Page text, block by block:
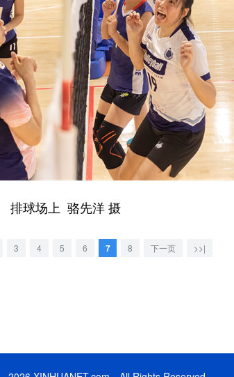
排球场上 骆先洋 摄
3 4 5 6 7 8 下一页 >>|